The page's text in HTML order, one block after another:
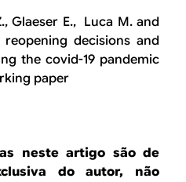
Glaeser E., Luca M. and
decisions and
the covid-19 pandemic
paper
neste artigo são de
do autor, não